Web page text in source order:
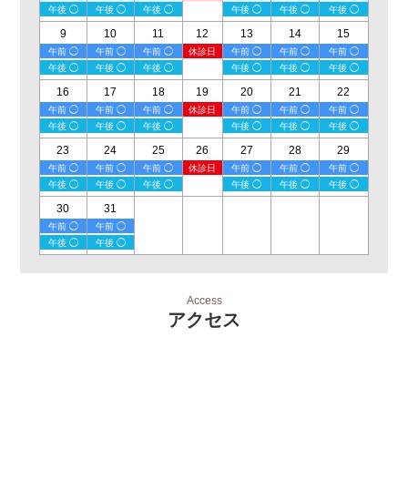
午後 ◯
午後 ◯
午後 ◯
午後 ◯
午後 ◯
午後 ◯
9
午前 ◯
午後 ◯
10
午前 ◯
午後 ◯
11
午前 ◯
午後 ◯
12
休診日
13
午前 ◯
午後 ◯
14
午前 ◯
午後 ◯
15
午前 ◯
午後 ◯
16
午前 ◯
午後 ◯
17
午前 ◯
午後 ◯
18
午前 ◯
午後 ◯
19
休診日
20
午前 ◯
午後 ◯
21
午前 ◯
午後 ◯
22
午前 ◯
午後 ◯
23
午前 ◯
午後 ◯
24
午前 ◯
午後 ◯
25
午前 ◯
午後 ◯
26
休診日
27
午前 ◯
午後 ◯
28
午前 ◯
午後 ◯
29
午前 ◯
午後 ◯
30
午前 ◯
午後 ◯
31
午前 ◯
午後 ◯
Access
アクセス